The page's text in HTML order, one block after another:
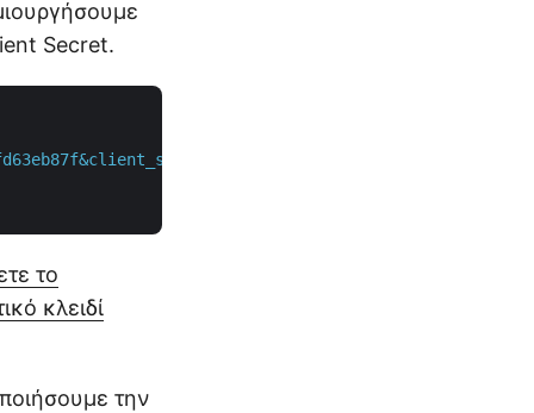
Secret.
το
κλειδί
την